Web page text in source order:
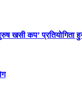
खसी कप’ प्रतियोगिता